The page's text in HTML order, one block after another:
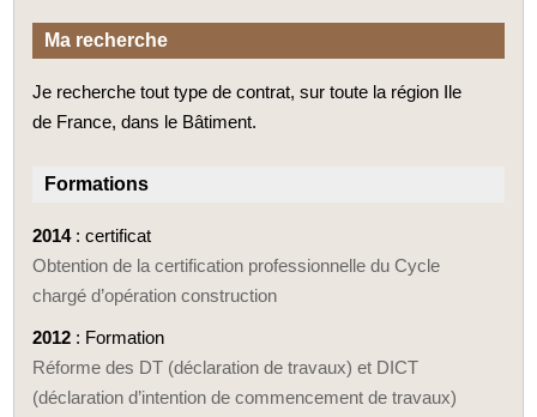
Ma recherche
Je recherche tout type de contrat, sur toute la région Ile
de France, dans le Bâtiment.
Formations
2014: certificat
Obtention de la certification professionnelle du Cycle
chargé d’opération construction
2012 : Formation
Réforme des DT (déclaration de travaux) et DICT
(déclaration d’intention de commencement de travaux)